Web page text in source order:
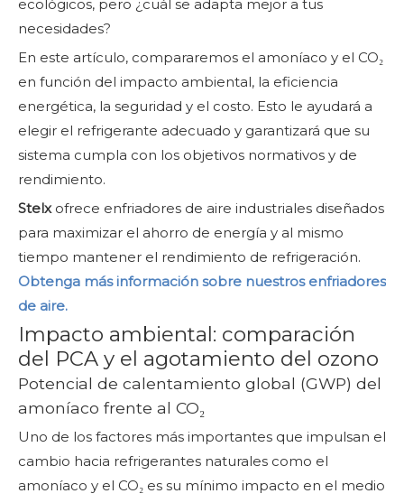
ecológicos, pero ¿cuál se adapta mejor a tus
necesidades?
En este artículo, compararemos el amoníaco y el CO₂
en función del impacto ambiental, la eficiencia
energética, la seguridad y el costo. Esto le ayudará a
elegir el refrigerante adecuado y garantizará que su
sistema cumpla con los objetivos normativos y de
rendimiento.
Stelx ofrece enfriadores de aire industriales diseñados
para maximizar el ahorro de energía y al mismo
tiempo mantener el rendimiento de refrigeración.
Obtenga más información sobre nuestros enfriadores
de aire.
Impacto ambiental: comparación
del PCA y el agotamiento del ozono
Potencial de calentamiento global (GWP) del
amoníaco frente al CO₂
Uno de los factores más importantes que impulsan el
cambio hacia refrigerantes naturales como el
amoníaco y el CO₂ es su mínimo impacto en el medio